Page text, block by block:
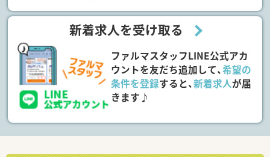
新着求人を受け取る
ファルマスタッフLINE公式アカ
ウントを友だち追加して、希望の
条件を登録すると、新着求人が届
きます♪